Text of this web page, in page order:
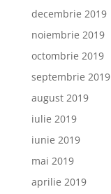
decembrie 2019
noiembrie 2019
octombrie 2019
septembrie 2019
august 2019
iulie 2019
iunie 2019
mai 2019
aprilie 2019